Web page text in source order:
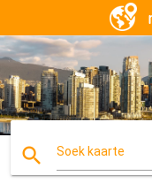
search Soek kaarte